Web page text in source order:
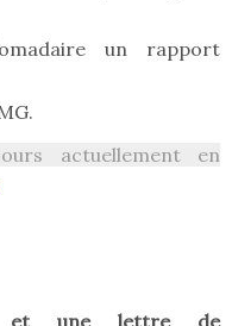
un rapport
actuellement en